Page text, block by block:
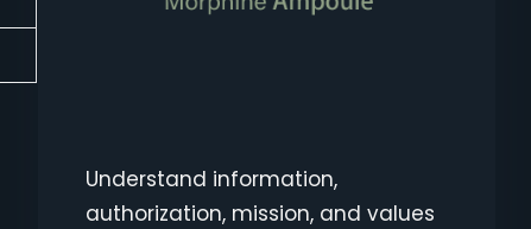
Understand information,
authorization, mission, and values